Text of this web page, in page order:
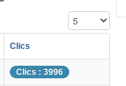
Affichage #
Clics
Clics : 3996